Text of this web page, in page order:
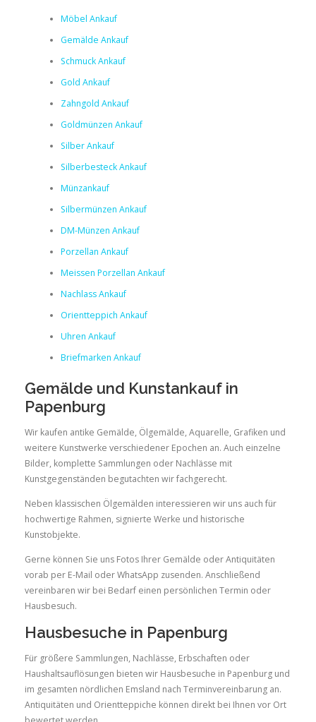
Möbel Ankauf
Gemälde Ankauf
Schmuck Ankauf
Gold Ankauf
Zahngold Ankauf
Goldmünzen Ankauf
Silber Ankauf
Silberbesteck Ankauf
Münzankauf
Silbermünzen Ankauf
DM-Münzen Ankauf
Porzellan Ankauf
Meissen Porzellan Ankauf
Nachlass Ankauf
Orientteppich Ankauf
Uhren Ankauf
Briefmarken Ankauf
Gemälde und Kunstankauf in
Papenburg
Wir kaufen antike Gemälde, Ölgemälde, Aquarelle, Grafiken und
weitere Kunstwerke verschiedener Epochen an. Auch einzelne
Bilder, komplette Sammlungen oder Nachlässe mit
Kunstgegenständen begutachten wir fachgerecht.
Neben klassischen Ölgemälden interessieren wir uns auch für
hochwertige Rahmen, signierte Werke und historische
Kunstobjekte.
Gerne können Sie uns Fotos Ihrer Gemälde oder Antiquitäten
vorab per E-Mail oder WhatsApp zusenden. Anschließend
vereinbaren wir bei Bedarf einen persönlichen Termin oder
Hausbesuch.
Hausbesuche in Papenburg
Für größere Sammlungen, Nachlässe, Erbschaften oder
Haushaltsauflösungen bieten wir Hausbesuche in Papenburg und
im gesamten nördlichen Emsland nach Terminvereinbarung an.
Antiquitäten und Orientteppiche können direkt bei Ihnen vor Ort